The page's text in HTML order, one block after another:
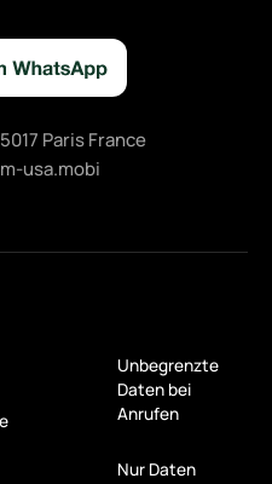
Paris France
usa.mobi
Unbegrenzte
Daten bei
Anrufen
Nur Daten